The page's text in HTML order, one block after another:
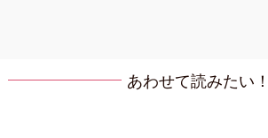
あわせて読みたい！